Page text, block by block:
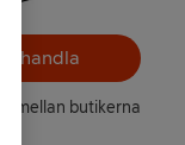
handla
mellan butikerna